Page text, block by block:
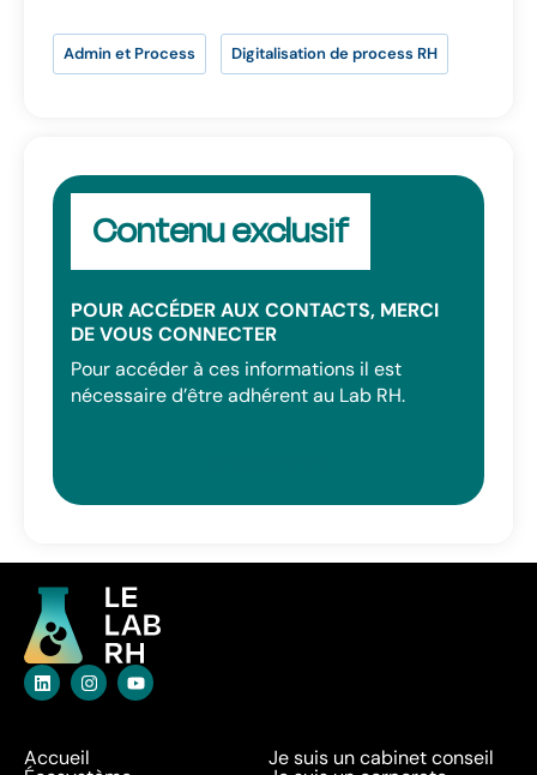
Admin et Process Digitalisation de process RH
Contenu exclusif
POUR ACCÉDER AUX CONTACTS, MERCI
DE VOUS CONNECTER
Pour accéder à ces informations il est
nécessaire d’être adhérent au Lab RH.
Accueil Je suis un cabinet conseil